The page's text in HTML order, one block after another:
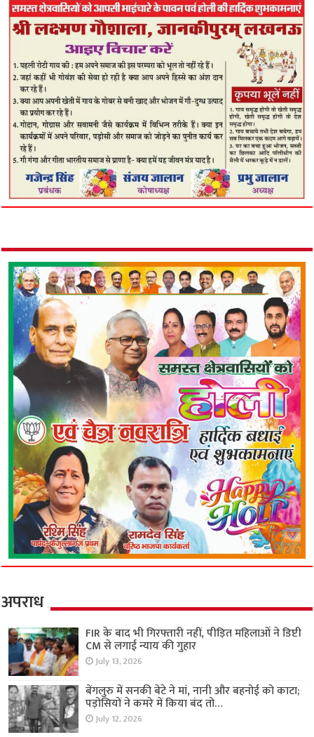
अपराध
FIR के बाद भी गिरफ्तारी नहीं, पीड़ित महिलाओं ने डिप्टी
CM से लगाई न्याय की गुहार
July 13, 2026
बेंगलुरु में सनकी बेटे ने मां, नानी और बहनोई को काटा;
पड़ोसियों ने कमरे में किया बंद तो…
July 12, 2026